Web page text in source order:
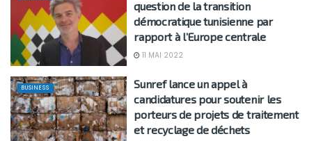
question de la transition
démocratique tunisienne par
rapport à l’Europe centrale
11 MAI 2022
BUSINESS
Sunref lance un appel à
candidatures pour soutenir les
porteurs de projets de traitement
et recyclage de déchets